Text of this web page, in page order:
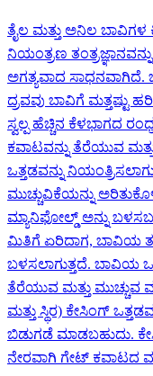
ತೈಲ ಮತ್ತು ಅನಿಲ ಬಾವಿಗಳ
ನಿಯಂತ್ರಣ
ಅಗತ್ಯವಾದ
ದ್ರವವು ಬಾವಿಗೆ ಮತ್ತಷ್ಟು
ಸ್ವಲ್ಪ ಹೆಚ್ಚಿನ ಕೆಳಭಾಗದ
ಕವಾಟವನ್ನು ತೆರೆಯುವ
ಒತ್ತಡವನ್ನು
ಮುಚ್ಚುವಿಕೆಯನ್ನು
ಮ್ಯಾನಿಫೋಲ್ಡ್ ಅನ್ನು
ಮಿತಿಗೆ ಏರಿದಾಗ, ಬಾವಿಯ
ಬಳಸಲಾಗುತ್ತದೆ. ಬಾವಿಯ
ತೆರೆಯುವ ಮತ್ತು ಮುಚ್ಚುವ
ಮತ್ತು ಸ್ಥಿರ) ಕೇಸಿಂಗ್
ಬಿಡುಗಡೆ ಮಾಡಬಹುದು.
ನೇರವಾಗಿ ಗೇಟ್ ಕವಾಟದ